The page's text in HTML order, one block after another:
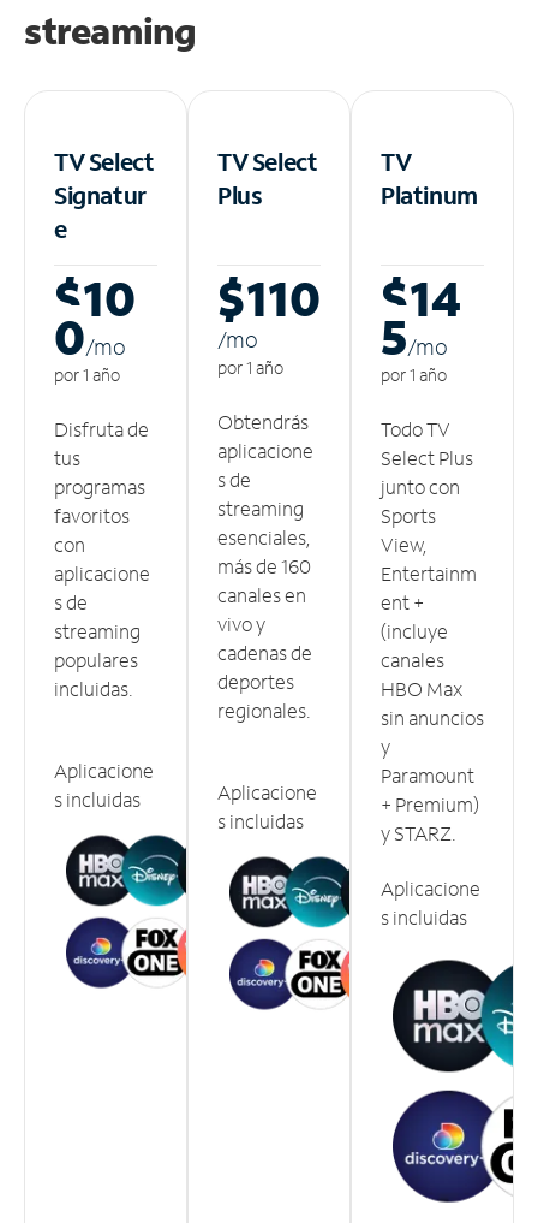
streaming
TV Select
Signatur
e
$10
0/mo
por 1 año
Disfruta de
tus
programas
favoritos
con
aplicacione
s de
streaming
populares
incluidas.
Aplicacione
s incluidas
TV Select
Plus
$110
/mo
por 1 año
Obtendrás
aplicacione
s de
streaming
esenciales,
más de 160
canales en
vivo y
cadenas de
deportes
regionales.
Aplicacione
s incluidas
TV
Platinum
$14
5/mo
por 1 año
Todo TV
Select Plus
junto con
Sports
View,
Entertainm
ent +
(incluye
canales
HBO Max
sin anuncios
y
Paramount
+ Premium)
y STARZ.
Aplicacione
s incluidas